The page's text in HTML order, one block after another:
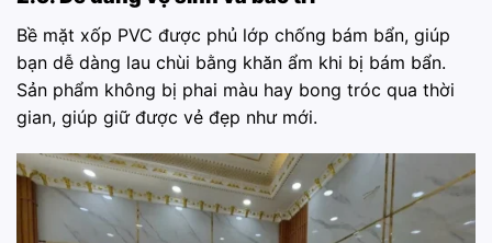
Bề mặt xốp PVC được phủ lớp chống bám bẩn, giúp
bạn dễ dàng lau chùi bằng khăn ẩm khi bị bám bẩn.
Sản phẩm không bị phai màu hay bong tróc qua thời
gian, giúp giữ được vẻ đẹp như mới.